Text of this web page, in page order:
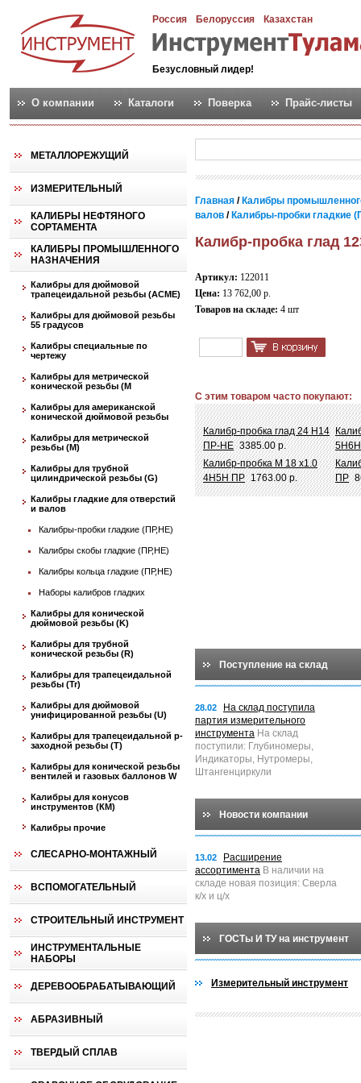
Россия Белоруссия Казахстан
Безусловный лидер!
О компании Каталоги Поверка Прайс-листы
МЕТАЛЛОРЕЖУЩИЙ
ИЗМЕРИТЕЛЬНЫЙ
КАЛИБРЫ НЕФТЯНОГО
СОРТАМЕНТА
КАЛИБРЫ ПРОМЫШЛЕННОГО
НАЗНАЧЕНИЯ
Калибры для дюймовой
трапецеидальной резьбы (АСМЕ)
Калибры для дюймовой резьбы
55 градусов
Калибры специальные по
чертежу
Калибры для метрической
конической резьбы (М
Калибры для американской
конической дюймовой резьбы
Калибры для метрической
резьбы (М)
Калибры для трубной
цилиндрической резьбы (G)
Калибры гладкие для отверстий
и валов
Калибры-пробки гладкие (ПР,НЕ)
Калибры скобы гладкие (ПР,НЕ)
Калибры кольца гладкие (ПР,НЕ)
Наборы калибров гладких
Калибры для конической
дюймовой резьбы (K)
Калибры для трубной
конической резьбы (R)
Калибры для трапецеидальной
резьбы (Tr)
Калибры для дюймовой
унифицированной резьбы (U)
Калибры для трапецеидальной p-
заходной резьбы (T)
Калибры для конической резьбы
вентилей и газовых баллонов W
Калибры для конусов
инструментов (КМ)
Калибры прочие
СЛЕСАРНО-МОНТАЖНЫЙ
ВСПОМОГАТЕЛЬНЫЙ
СТРОИТЕЛЬНЫЙ ИНСТРУМЕНТ
ИНСТРУМЕНТАЛЬНЫЕ
НАБОРЫ
ДЕРЕВООБРАБАТЫВАЮЩИЙ
АБРАЗИВНЫЙ
ТВЕРДЫЙ СПЛАВ
Главная / Калибры
валов / Калибры-пробки гладкие
Калибр-пробка глад
Артикул: 122011
Цена: 13 762,00 р.
Товаров на складе: 4 шт
С этим товаром часто покупают:
Калибр-пробка глад 24 Н14
ПР-НЕ 3385.00 р.
Калибр-пробка М 18 х1.0
4Н5Н ПР 1763.00 р.
ПР
Поступление на склад
28.02
На склад поступила
партия измерительного
инструмента На склад
поступили: Глубиномеры,
Индикаторы, Нутромеры,
Штангенциркули
Новости компании
13.02
Расширение
ассортимента В наличии на
складе новая позиция: Сверла
к/х и ц/х
ГОСТы И ТУ на инструмент
Измерительный инструмент